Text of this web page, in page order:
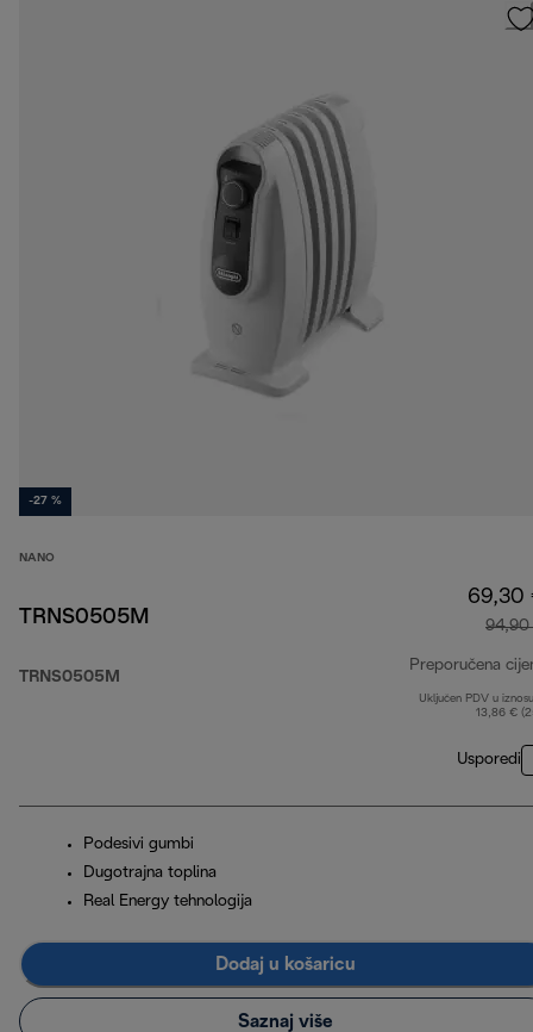
-27 %
NANO
TRNS0505M
TRNS0505M
69,30
Preporučena
Uključen PDV u
13,86 €
Usporedi
Podesivi gumbi
Dugotrajna toplina
Real Energy tehnologija
Dodaj u košaricu
Saznaj više